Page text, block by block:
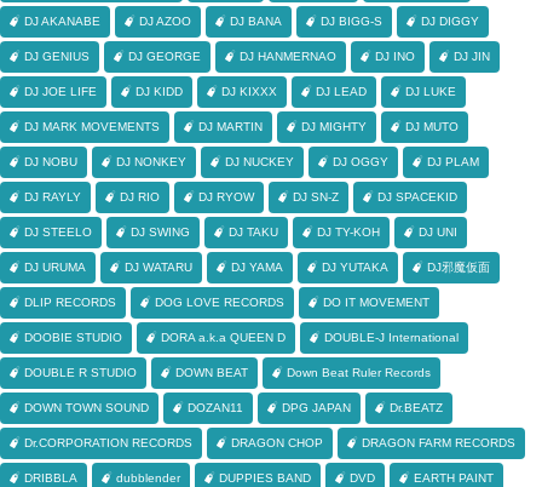
DJ AKANABE DJ AZOO DJ BANA DJ BIGG-S DJ DIGGY
DJ GENIUS DJ GEORGE DJ HANMERNAO DJ INO DJ JIN
DJ JOE LIFE DJ KIDD DJ KIXXX DJ LEAD DJ LUKE
DJ MARK MOVEMENTS DJ MARTIN DJ MIGHTY DJ MUTO
DJ NOBU DJ NONKEY DJ NUCKEY DJ OGGY DJ PLAM
DJ RAYLY DJ RIO DJ RYOW DJ SN-Z DJ SPACEKID
DJ STEELO DJ SWING DJ TAKU DJ TY-KOH DJ UNI
DJ URUMA DJ WATARU DJ YAMA DJ YUTAKA DJ邪魔仮面
DLIP RECORDS DOG LOVE RECORDS DO IT MOVEMENT
DOOBIE STUDIO DORA a.k.a QUEEN D DOUBLE-J International
DOUBLE R STUDIO DOWN BEAT Down Beat Ruler Records
DOWN TOWN SOUND DOZAN11 DPG JAPAN Dr.BEATZ
Dr.CORPORATION RECORDS DRAGON CHOP DRAGON FARM RECORDS
DRIBBLA dubblender DUPPIES BAND DVD EARTH PAINT